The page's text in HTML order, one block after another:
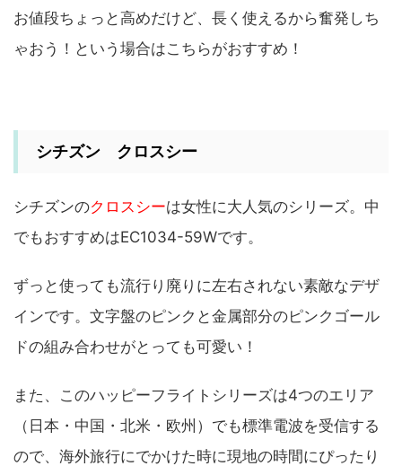
お値段ちょっと高めだけど、長く使えるから奮発しち
ゃおう！という場合はこちらがおすすめ！
シチズン クロスシー
シチズンのクロスシーは女性に大人気のシリーズ。中
でもおすすめはEC1034-59Wです。
ずっと使っても流行り廃りに左右されない素敵なデザ
インです。文字盤のピンクと金属部分のピンクゴール
ドの組み合わせがとっても可愛い！
また、このハッピーフライトシリーズは4つのエリア
（日本・中国・北米・欧州）でも標準電波を受信する
ので、海外旅行にでかけた時に現地の時間にぴったり